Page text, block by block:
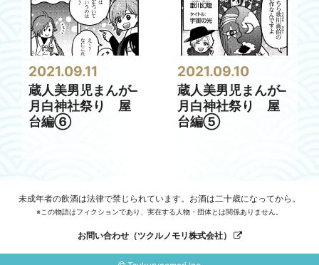
2021.09.11
蔵人美男児まんが–
月白神社祭り 屋
台編⑥
2021.09.10
蔵人美男児まんが–
月白神社祭り 屋
台編⑤
未成年者の飲酒は法律で禁じられています。お酒は二十歳になってから。
※この物語はフィクションであり、実在する人物・団体とは関係ありません。
お問い合わせ（ツクルノモリ株式会社）